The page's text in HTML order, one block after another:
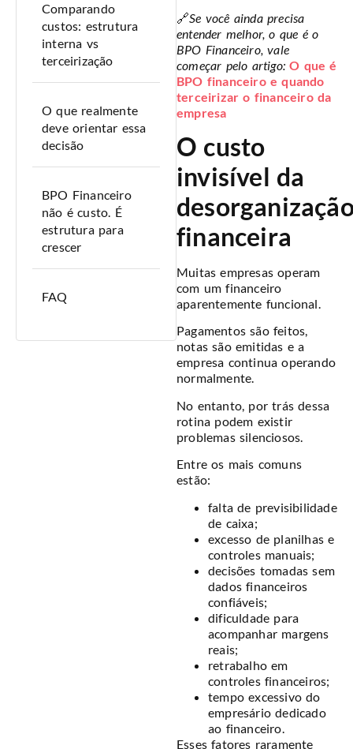
Comparando
custos: estrutura
interna vs
terceirização
O que realmente
deve orientar essa
decisão
BPO Financeiro
não é custo. É
estrutura para
crescer
FAQ
🔗Se você ainda precisa
entender melhor, o que é o
BPO Financeiro, vale
começar pelo artigo:O que é
BPO financeiro e quando
terceirizar o financeiro da
empresa
O custo
invisível da
financeira
Muitas empresas operam
com um financeiro
aparentemente funcional.
Pagamentos são feitos,
notas são emitidas e a
empresa continua operando
normalmente.
No entanto, por trás dessa
rotina podem existir
problemas silenciosos.
Entre os mais comuns
estão:
falta de previsibilidade
de caixa;
excesso de planilhas e
controles manuais;
decisões tomadas sem
dados financeiros
confiáveis;
dificuldade para
acompanhar margens
reais;
retrabalho em
controles financeiros;
tempo excessivo do
empresário dedicado
ao financeiro.
Esses fatores raramente